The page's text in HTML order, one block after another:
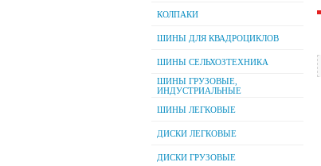
КОЛПАКИ
ШИНЫ ДЛЯ КВАДРОЦИКЛОВ
ШИНЫ СЕЛЬХОЗТЕХНИКА
ШИНЫ ГРУЗОВЫЕ,
ИНДУСТРИАЛЬНЫЕ
ШИНЫ ЛЕГКОВЫЕ
ДИСКИ ЛЕГКОВЫЕ
ДИСКИ ГРУЗОВЫЕ